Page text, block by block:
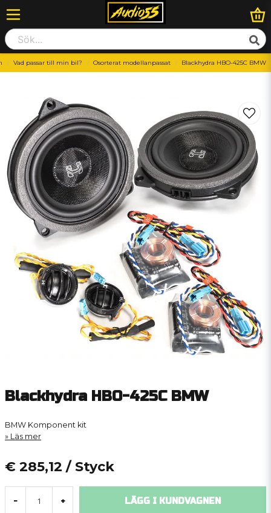
Vad passar till min bil? Osorterat modellanpassat Blackhydra HBO-425C BMW
Blackhydra HBO-425C BMW
BMW Komponent kit
Läs mer
€ 285,12 / Styck
- + LÄGG I KUNDVAGNEN